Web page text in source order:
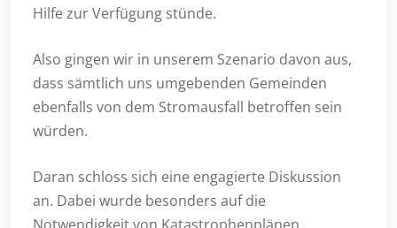
Hilfe zur Verfügung stünde.
Also gingen wir in unserem Szenario davon aus,
dass sämtlich uns umgebenden Gemeinden
ebenfalls von dem Stromausfall betroffen sein
würden.
Daran schloss sich eine engagierte Diskussion
an. Dabei wurde besonders auf die